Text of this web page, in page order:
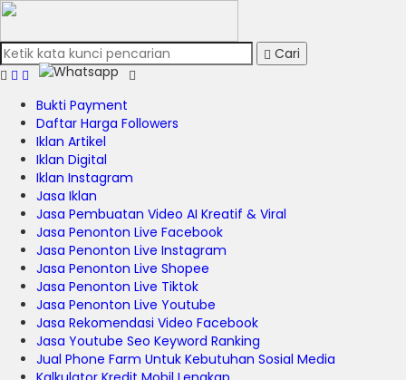
Cari
Bukti Payment
Daftar Harga Followers
Iklan Artikel
Iklan Digital
Iklan Instagram
Jasa Iklan
Jasa Pembuatan Video AI Kreatif & Viral
Jasa Penonton Live Facebook
Jasa Penonton Live Instagram
Jasa Penonton Live Shopee
Jasa Penonton Live Tiktok
Jasa Penonton Live Youtube
Jasa Rekomendasi Video Facebook
Jasa Youtube Seo Keyword Ranking
Jual Phone Farm Untuk Kebutuhan Sosial Media